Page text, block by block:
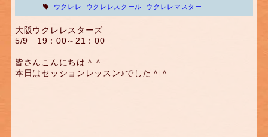
ウクレレ
ウクレレスクール ウクレレマスター
大阪ウクレレスターズ
5/9 19：00～21：00
皆さんこんにちは＾＾
本日はセッションレッスン♪でした＾＾